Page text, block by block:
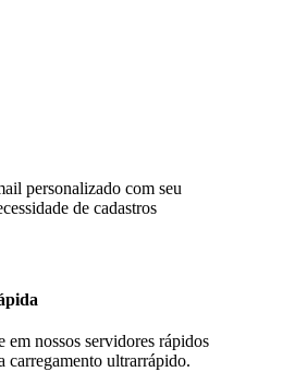
personalizado com seu
de cadastros
em nossos servidores rápidos
carregamento ultrarrápido.